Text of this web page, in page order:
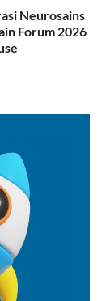
Neurosains
Forum 2026